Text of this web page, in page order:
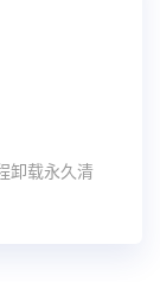
卸载永久清